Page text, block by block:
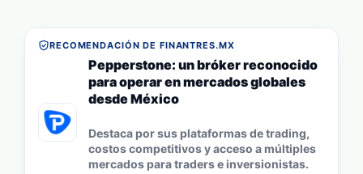
RECOMENDACIÓN DE FINANTRES.MX
Pepperstone: un bróker reconocido
para operar en mercados globales
desde México
Destaca por sus plataformas de trading,
costos competitivos y acceso a múltiples
mercados para traders e inversionistas.